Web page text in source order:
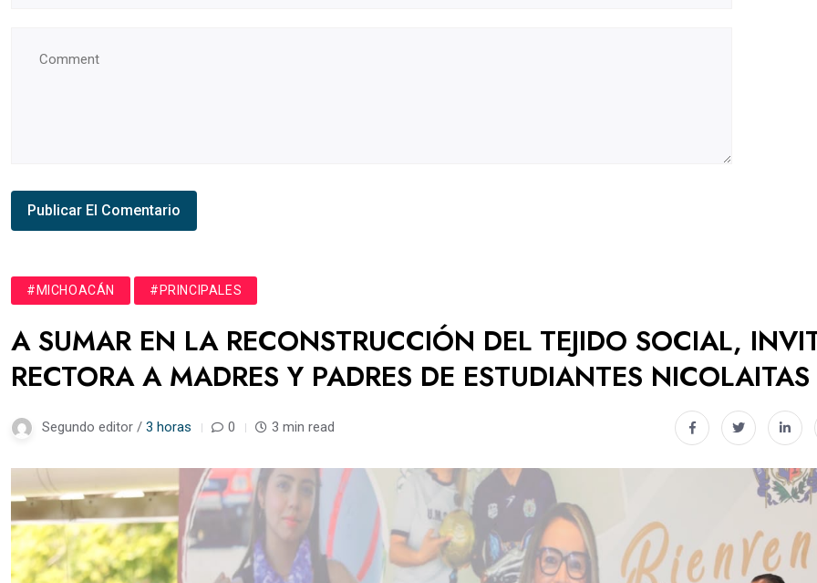
#MICHOACÁN #PRINCIPALES
A SUMAR EN LA RECONSTRUCCIÓN DEL TEJIDO SOCIAL,
RECTORA A MADRES Y PADRES DE ESTUDIANTES NICOLAITAS
Segundo editor / 3 horas 0 3 min read